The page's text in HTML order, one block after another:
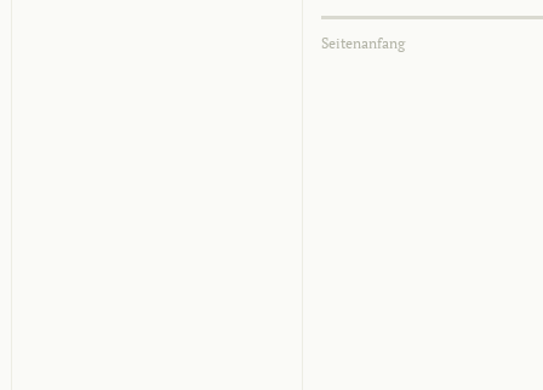
Seitenanfang